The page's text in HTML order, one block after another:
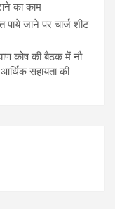
का काम
पाये जाने पर चार्ज शीट
कोष की बैठक में नौ
सहायता की